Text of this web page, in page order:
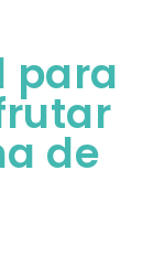
para
de